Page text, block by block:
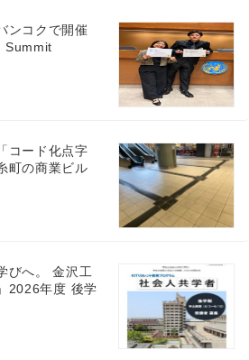
ンコクで開催
Summit
コード化点字
町の商業ビル
びへ。 金沢工
2026年度 後学